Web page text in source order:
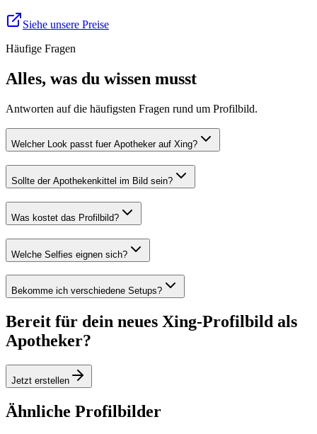
Siehe unsere Preise
Häufige Fragen
Alles, was du wissen musst
Antworten auf die häufigsten Fragen rund um Profilbild.
Welcher Look passt fuer Apotheker auf Xing?
Sollte der Apothekenkittel im Bild sein?
Was kostet das Profilbild?
Welche Selfies eignen sich?
Bekomme ich verschiedene Setups?
Bereit für dein neues Xing-Profilbild als
Apotheker?
Jetzt erstellen
Ähnliche Profilbilder